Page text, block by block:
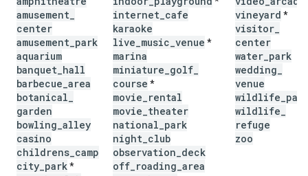
amusement
center
amusement park
aquarium
banquet hall
barbecue area
botanical
garden
bowling alley
casino
childrens camp
city park*
internet cafe
karaoke
live music venue *
marina
miniature golf
course *
movie rental
movie theater
national park
night club
observation deck
off roading area
vineyard *
visitor
center
water park
wedding
venue
wildlife park
wildlife
refuge
zoo